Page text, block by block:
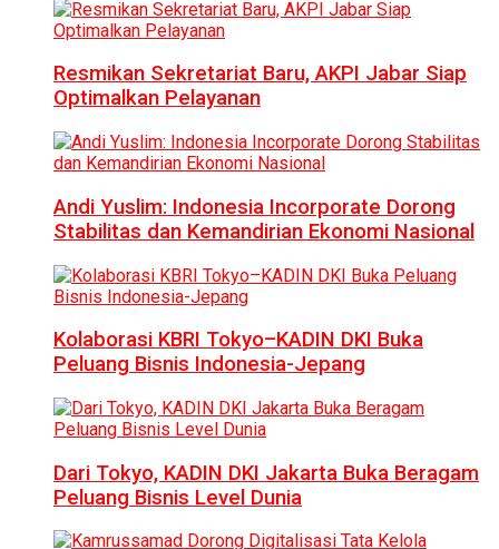
Resmikan Sekretariat Baru, AKPI Jabar Siap
Optimalkan Pelayanan
Andi Yuslim: Indonesia Incorporate Dorong
Stabilitas dan Kemandirian Ekonomi Nasional
Kolaborasi KBRI Tokyo–KADIN DKI Buka
Peluang Bisnis Indonesia-Jepang
Dari Tokyo, KADIN DKI Jakarta Buka Beragam
Peluang Bisnis Level Dunia